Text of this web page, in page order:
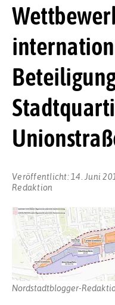
Veröffentlicht: 14. Juni
Redaktion
Nordstadtblogger-